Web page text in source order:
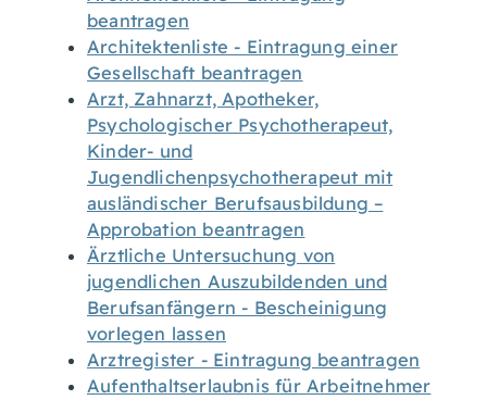
beantragen
Architektenliste - Eintragung einer
Gesellschaft beantragen
Arzt, Zahnarzt, Apotheker,
Psychologischer Psychotherapeut,
Kinder- und
Jugendlichenpsychotherapeut mit
ausländischer Berufsausbildung –
Approbation beantragen
Ärztliche Untersuchung von
jugendlichen Auszubildenden und
Berufsanfängern - Bescheinigung
vorlegen lassen
Arztregister - Eintragung beantragen
Aufenthaltserlaubnis für Arbeitnehmer